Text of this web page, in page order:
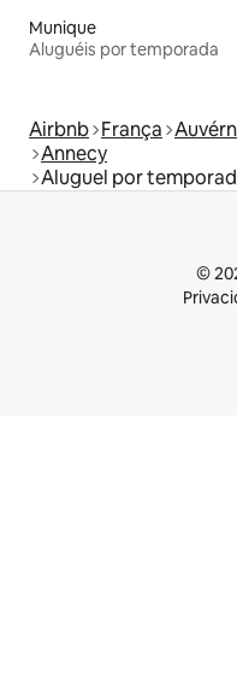
Munique
Aluguéis por temporada
Airbnb França
Annecy
Aluguel por
©